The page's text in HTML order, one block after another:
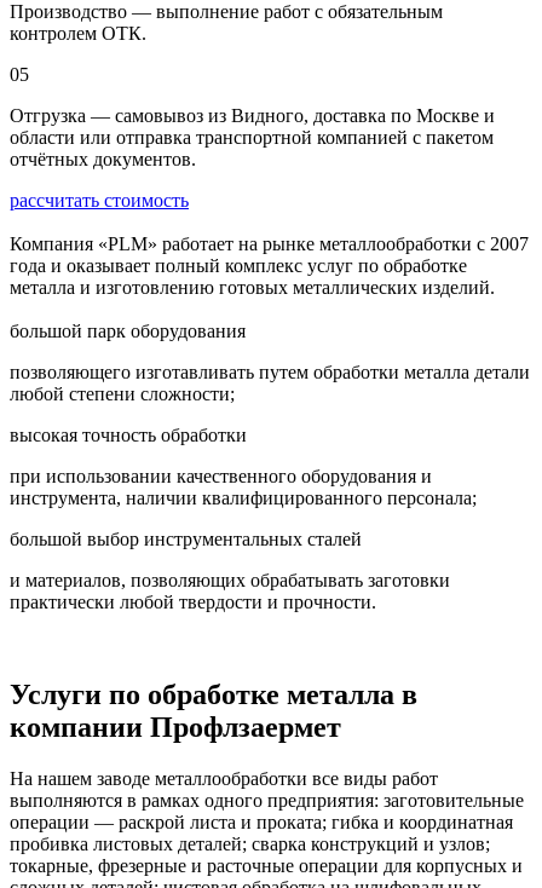
Производство — выполнение работ с обязательным
контролем ОТК.
05
Отгрузка — самовывоз из Видного, доставка по Москве и
области или отправка транспортной компанией с пакетом
отчётных документов.
рассчитать стоимость
Компания «PLM» работает на рынке металлообработки с 2007
года и оказывает полный комплекс услуг по обработке
металла и изготовлению готовых металлических изделий.
большой парк оборудования
позволяющего изготавливать путем обработки металла детали
любой степени сложности;
высокая точность обработки
при использовании качественного оборудования и
инструмента, наличии квалифицированного персонала;
большой выбор инструментальных сталей
и материалов, позволяющих обрабатывать заготовки
практически любой твердости и прочности.
Услуги по обработке металла в
компании Профлзаермет
На нашем заводе металлообработки все виды работ
выполняются в рамках одного предприятия: заготовительные
операции — раскрой листа и проката; гибка и координатная
пробивка листовых деталей; сварка конструкций и узлов;
токарные, фрезерные и расточные операции для корпусных и